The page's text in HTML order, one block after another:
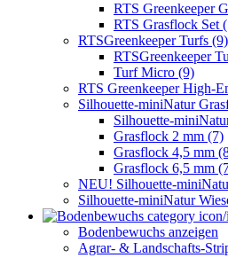
RTS Greenkeeper
RTS Grasflock Set
RTSGreenkeeper Turfs (9)
RTSGreenkeeper
Turf Micro (9)
RTS Greenkeeper High-
Silhouette-miniNatur
Silhouette-
Grasflock 2 mm (7)
Grasflock 4,5 mm
Grasflock 6,5 mm
NEU! Silhouette-
Silhouette-miniNatur
Bodenbewuchs anzeigen
Agrar- & Landschafts-